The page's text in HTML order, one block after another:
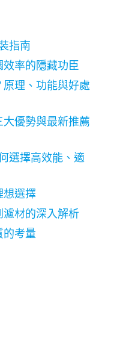
指南
率的隱藏功臣
理、功能與好處
優勢與最新推薦
選擇高效能、適
想選擇
濾材的深入解析
的考量